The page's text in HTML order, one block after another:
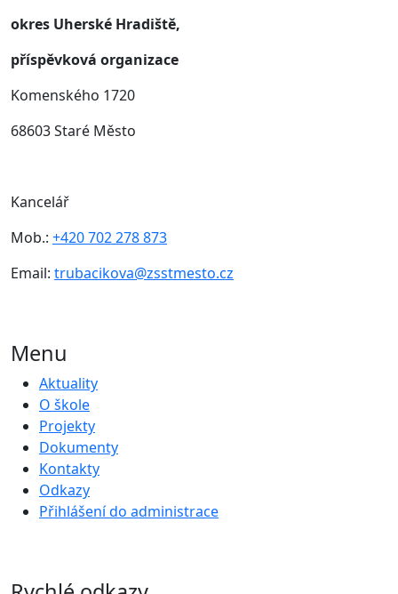
okres Uherské Hradiště,
příspěvková organizace
Komenského 1720
68603 Staré Město
Kancelář
Mob.: +420 702 278 873
Email: trubacikova@zsstmesto.cz
Menu
Aktuality
O škole
Projekty
Dokumenty
Kontakty
Odkazy
Přihlášení do administrace